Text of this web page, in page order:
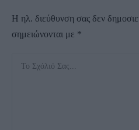
Η ηλ. διεύθυνση σας δεν
σημειώνονται με *